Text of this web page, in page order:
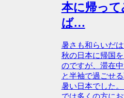
本に帰って
ば…
暑さも和らいだは
秋の日本に帰国
のですが、滞在
と半袖で過ごせ
暑い日本でした
では多くの方に